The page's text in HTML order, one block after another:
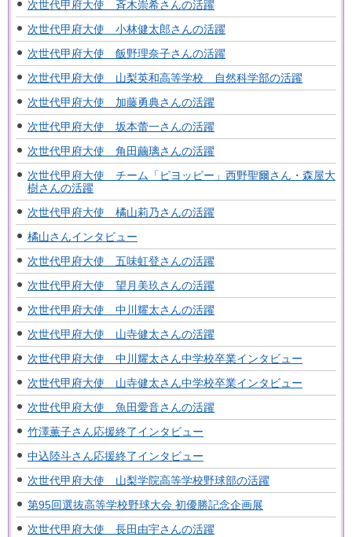
次世代甲府大使 斉木崇希さんの活躍
次世代甲府大使 小林健太郎さんの活躍
次世代甲府大使 飯野理奈子さんの活躍
次世代甲府大使 山梨英和高等学校 自然科学部の活躍
次世代甲府大使 加藤勇典さんの活躍
次世代甲府大使 坂本蕾一さんの活躍
次世代甲府大使 角田繭璃さんの活躍
次世代甲府大使 チーム「ピヨッピー」西野聖爾さん・森屋大
樹さんの活躍
次世代甲府大使 橘山莉乃さんの活躍
橘山さんインタビュー
次世代甲府大使 五味虹登さんの活躍
次世代甲府大使 望月美玖さんの活躍
次世代甲府大使 中川耀太さんの活躍
次世代甲府大使 山寺健太さんの活躍
次世代甲府大使 中川耀太さん中学校卒業インタビュー
次世代甲府大使 山寺健太さん中学校卒業インタビュー
次世代甲府大使 魚田愛音さんの活躍
竹澤薫子さん応援終了インタビュー
中込陸斗さん応援終了インタビュー
次世代甲府大使 山梨学院高等学校野球部の活躍
第95回選抜高等学校野球大会 初優勝記念企画展
次世代甲府大使 長田由宇さんの活躍